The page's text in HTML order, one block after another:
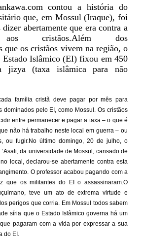
contou a história do
que, em Mossul (Iraque), foi
dizer abertamente que era contra a
aos cristãos.Além dos
que os cristãos vivem na região, o
Estado Islâmico (EI) fixou em 450
jizya (taxa islâmica para não
família cristã deve pagar por mês para
dominados pelo EI, como Mossul. Os cristãos
entre permanecer e pagar a taxa – o que é
não há trabalho neste local em guerra – ou
ou fugir.No último domingo, 20 de julho, o
da universidade de Mossul, cansado de
local, declarou-se abertamente contra esta
O professor acabou pagando com a
que os militantes do EI o assassinaram.O
teve um ato de extrema virtude e
perigos que corria. Em Mossul todos sabem
síria que o Estado Islâmico governa há um
pagaram com a vida por expressar a sua
do EI.